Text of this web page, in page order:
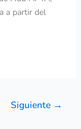
a partir del
Siguiente →